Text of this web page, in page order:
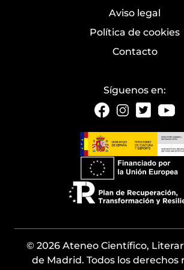
Aviso legal
Política de cookies
Contacto
Síguenos en:
© 2026 Ateneo Científico,
de Madrid. Todos los derechos